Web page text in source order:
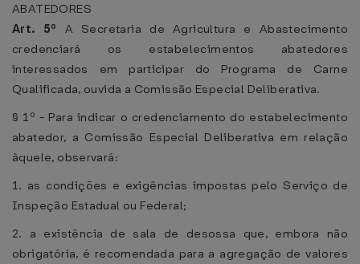
ABATEDORES
Art. 5º A Secretaria de Agricultura e Abastecimento
credenciará os estabelecimentos abatedores
interessados em participar do Programa de Carne
Qualificada, ouvida a Comissão Especial Deliberativa.
§ 1º - Para indicar o credenciamento do estabelecimento
abatedor, a Comissão Especial Deliberativa em relação
àquele, observará:
1. as condições e exigências impostas pelo Serviço de
Inspeção Estadual ou Federal;
2. a existência de sala de desossa que, embora não
obrigatória, é recomendada para a agregação de valores